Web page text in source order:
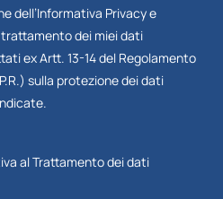
dell’Informativa Privacye
dei miei dati
ex Artt. 13-14 del Regolamento
sulla protezione dei dati
al Trattamento dei dati